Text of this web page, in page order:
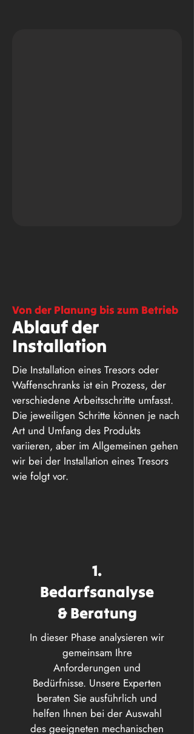
Von der Planung bis zum Betrieb
Ablauf der
Installation
Die Installation eines Tresors oder
Waffenschranks ist ein Prozess, der
verschiedene Arbeitsschritte umfasst.
Die jeweiligen Schritte können je nach
Art und Umfang des Produkts
variieren, aber im Allgemeinen gehen
wir bei der Installation eines Tresors
wie folgt vor.
1.
Bedarfsanalyse
& Beratung
In dieser Phase analysieren wir
gemeinsam Ihre
Anforderungen und
Bedürfnisse. Unsere Experten
beraten Sie ausführlich und
helfen Ihnen bei der Auswahl
des geeigneten mechanischen